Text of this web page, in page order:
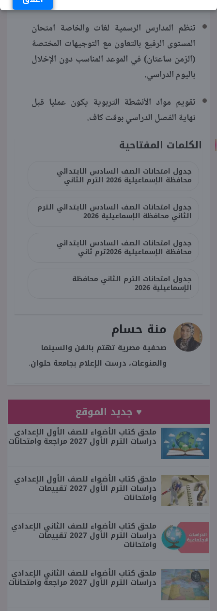
تنظم المدارس الرسمية لغات والخاصة امتحان
المستوى الرفيع بالتعاون مع التوجيهات المختصة
(الزمن ساعتان) في الموعد المناسب دون الإخلال
باليوم الدراسي.
تقويم مواد الأنشطة التربوية يكون عمليا قبل
نهاية الفصل الدراسي بوقت كاف.
الكلمات المفتاحية
جدول امتحانات الصف السادس الابتدائي
محافظة الإسماعيلية 2026 الترم الثاني
جدول امتحانات الصف السادس الابتدائي الترم
الثاني محافظة الإسماعيلية 2026
جدول امتحانات الصف السادس الابتدائي
محافظة الإسماعيلية 2026ترم ثاني
جدول امتحانات الترم الثاني محافظة
الإسماعيلية 2026
منة حسام
صحفية مصرية تهتم بالفن والسينما
والمنوعات، درست الإعلام بجامعة حلوان.
♥ جديد الموقع
ملحق كتاب الأضواء للصف الأول الإعدادي
دراسات الترم الأول 2027 مراجعة وامتحانات
ملحق كتاب الأضواء للصف الأول الإعدادي
دراسات الترم الأول 2027 تقييمات
وامتحانات
ملحق كتاب الأضواء للصف الثاني الإعدادي
دراسات الترم الأول 2027 تقييمات
وامتحانات
ملحق كتاب الأضواء للصف الثاني الإعدادي
دراسات الترم الأول 2027 مراجعة وامتحانات